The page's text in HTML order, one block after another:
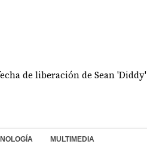
liberación de Sean 'Diddy' Combs
MULTIMEDIA